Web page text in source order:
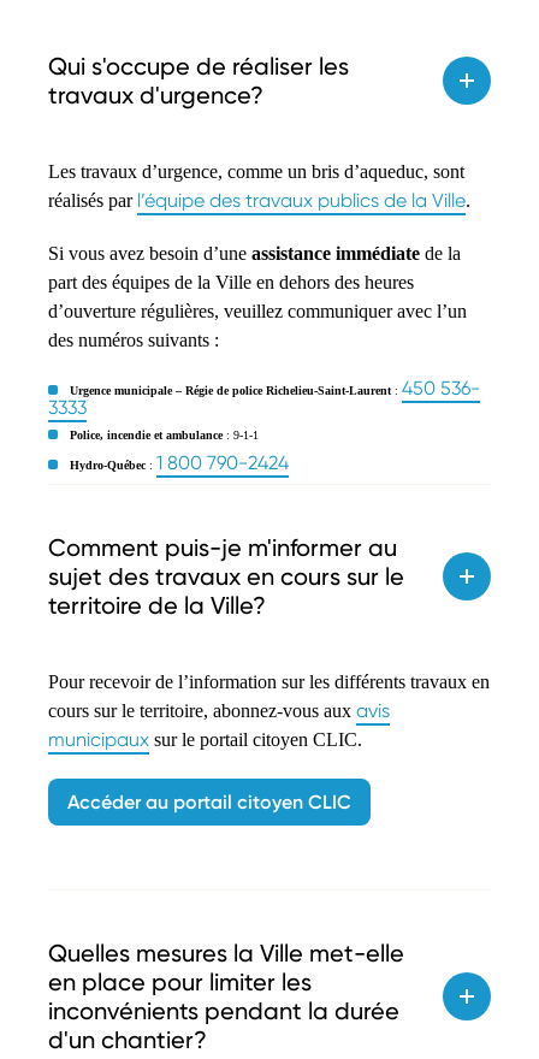
Qui s'occupe de réaliser les
travaux d'urgence?
Les travaux d’urgence, comme un bris d’aqueduc, sont
réalisés par l’équipe des travaux publics de la Ville.
Si vous avez besoin d’une assistance immédiate de la
part des équipes de la Ville en dehors des heures
d’ouverture régulières, veuillez communiquer avec l’un
des numéros suivants :
Urgence municipale – Régie de police Richelieu-Saint-Laurent : 450 536-
3333
Police, incendie et ambulance: 9-1-1
Hydro-Québec : 1 800 790-2424
Comment puis-je m'informer au
sujet des travaux en cours sur le
territoire de la Ville?
Pour recevoir de l’information sur les différents travaux en
cours sur le territoire, abonnez-vous aux avis
municipaux sur le portail citoyen CLIC.
Accéder au portail citoyen CLIC
Quelles mesures la Ville met-elle
en place pour limiter les
inconvénients pendant la durée
d'un chantier?